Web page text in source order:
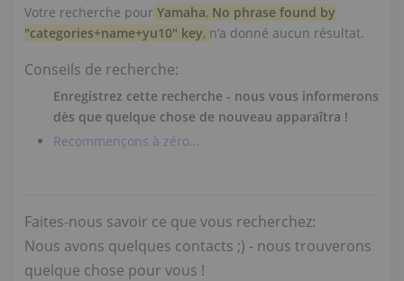
Votre recherche pour Yamaha, No phrase found by
"categories+name+yu10" key, n’a donné aucun résultat.
Conseils de recherche:
Enregistrez cette recherche - nous vous informerons
dès que quelque chose de nouveau apparaîtra !
Recommençons à zéro...
Faites-nous savoir ce que vous recherchez:
Nous avons quelques contacts ;) - nous trouverons
quelque chose pour vous !